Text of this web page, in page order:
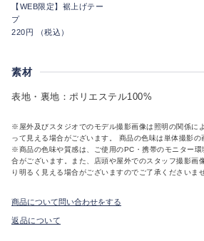
【WEB限定】裾上げテー
プ
220円 （税込）
素材
表地・裏地：ポリエステル100%
※屋外及びスタジオでのモデル撮影画像は照明の関係に
って見える場合がございます。 商品の色味は単体撮影の
※商品の色味や質感は、ご使用のPC・携帯のモニター
合がございます。また、店頭や屋外でのスタッフ撮影画
り明るく見える場合がございますのでご了承くださいませ
商品について問い合わせをする
返品について